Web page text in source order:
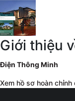
Cảm biến khói Lumi:
Giới thiệu
Điện Thông Minh
Xem hồ sơ hoàn chỉnh